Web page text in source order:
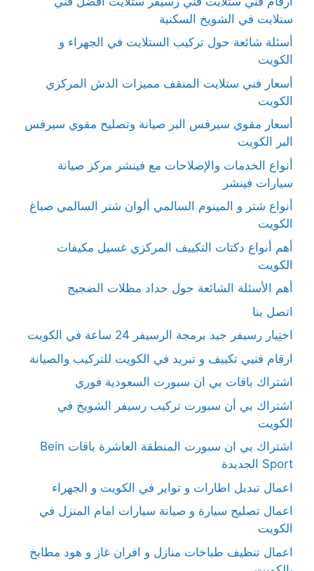
ستلايت في الشويخ السكنية
أسئلة شائعة حول تركيب الستلايت في الجهراء و
الكويت
أسعار فني ستلايت المنقف مميزات الدش المركزي
الكويت
أسعار مقوي سيرفس البر صيانة وتصليح مقوي سيرفس
البر الكويت
أنواع الخدمات والإصلاحات مع فينشر مركز صيانة
سيارات فينشر
أنواع شتر و المينوم السالمي ألوان شتر السالمي صباغ
الكويت
أهم أنواع دكتات التكييف المركزي غسيل مكيفات
الكويت
أهم الأسئلة الشائعة حول حداد مظلات الضجيج
اتصل بنا
اختِيار رسيفر جيد برمجة الرسيفر 24 ساعة في الكويت
ارقام فنيي تكييف و تبريد في الكويت للتركيب والصيانة
اشتراك باقات بي ان سبورت السعودية فوري
اشتراك بي أن سبورت تركيب رسيفر الشويخ في
الكويت
اشتراك بي ان سبورت المنطقة العاشرة باقات Bein
Sport الجديدة
اعمال تبديل اطارات و تواير في الكويت و الجهراء
اعمال تصليح سيارة و صيانة سيارات امام المنزل في
الكويت
اعمال تنظيف طباخات منازل و افران غاز و هود مطابخ